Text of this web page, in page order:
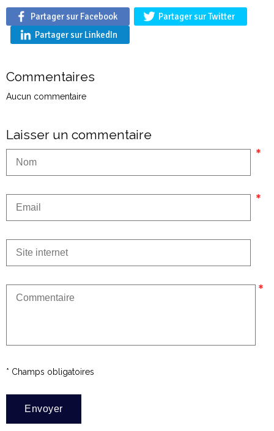
Partager sur Facebook
Partager sur Twitter
Partager sur LinkedIn
Commentaires
Aucun commentaire
Laisser un commentaire
* Champs obligatoires